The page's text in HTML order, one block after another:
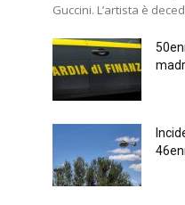
Guccini. L’artista è